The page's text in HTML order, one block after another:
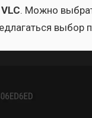
VLC. Мож­но
выбор